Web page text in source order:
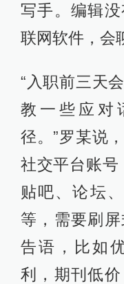
写手。编辑
联网软件，会
“入职前三天
教一些应对
径。”罗某说
社交平台账号
贴吧、论坛
等，需要刷
告语，比如
利，期刊低